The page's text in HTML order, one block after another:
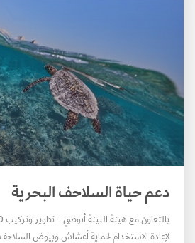
دعم حياة السلاحف البحرية
لإعادة الاستخدام لحماية أعشاش وبيوض